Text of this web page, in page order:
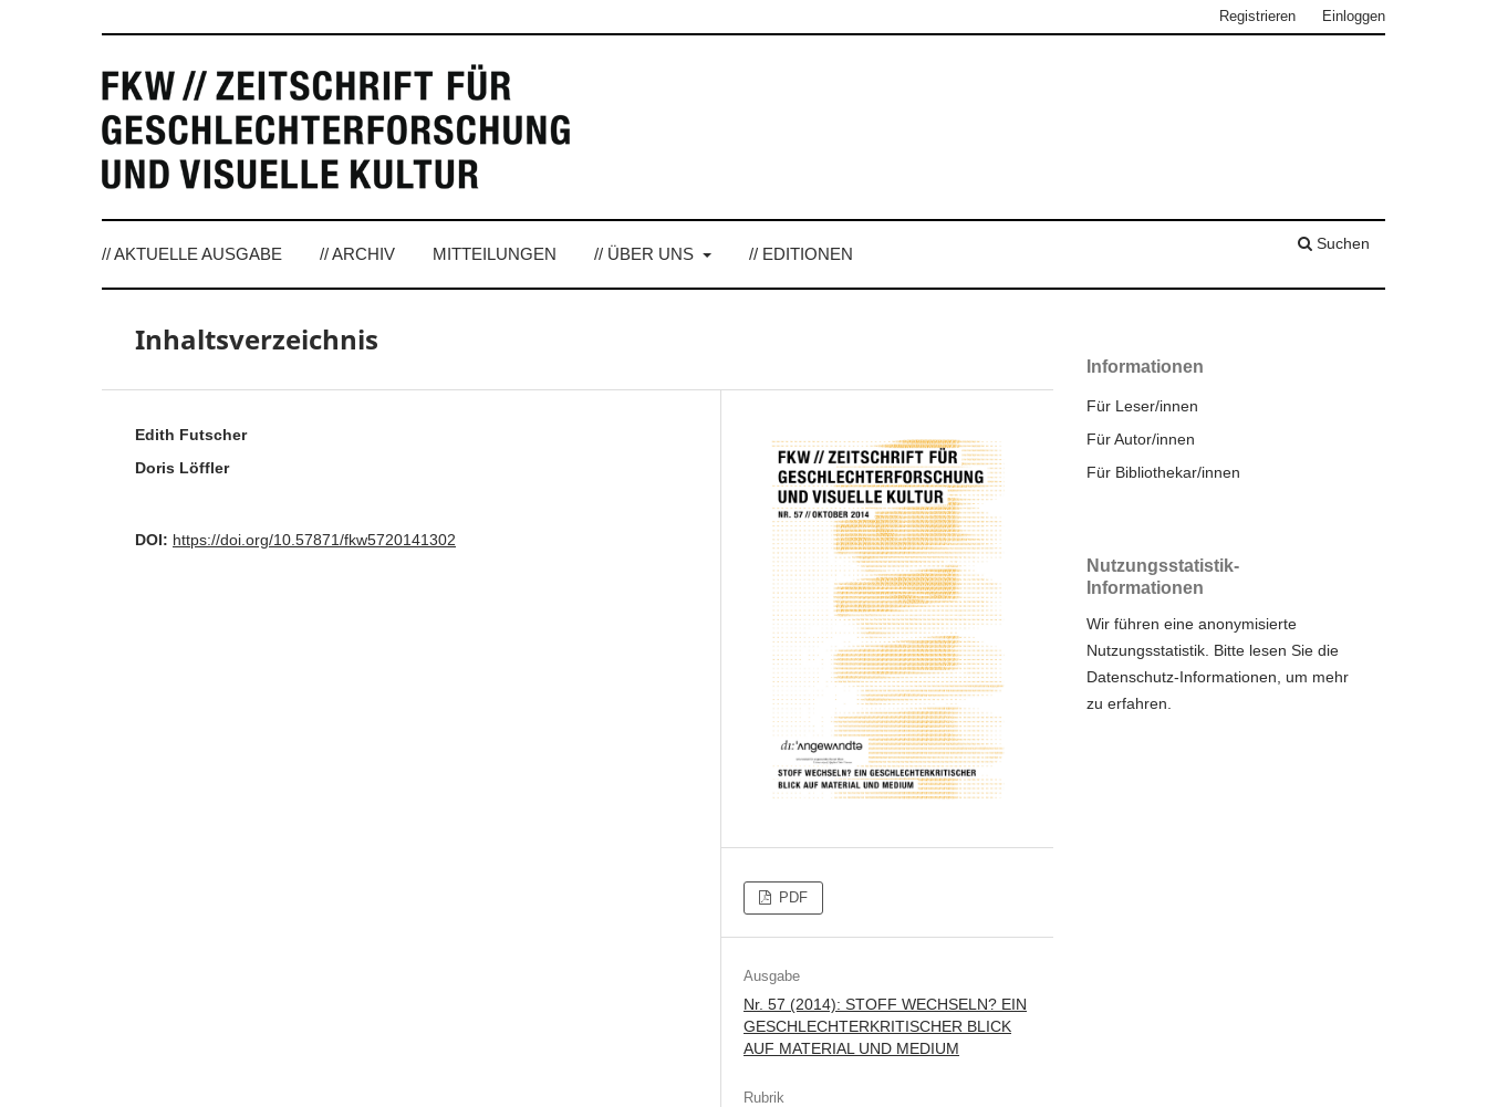
// AKTUELLE AUSGABE // ARCHIV MITTEILUNGEN // ÜBER UNS // EDITIONEN
Suchen
Registrieren Einloggen
Inhaltsverzeichnis
Edith Futscher
Doris Löffler
DOI: https://doi.org/10.57871/fkw5720141302
PDF
Ausgabe
Nr. 57 (2014): STOFF WECHSELN? EIN
GESCHLECHTERKRITISCHER BLICK
AUF MATERIAL UND MEDIUM
Rubrik
Informationen
Für Leser/innen
Für Autor/innen
Für Bibliothekar/innen
Nutzungsstatistik-
Informationen
Wir führen eine anonymisierte
Nutzungsstatistik. Bitte lesen Sie die
Datenschutz-Informationen , um mehr
zu erfahren.